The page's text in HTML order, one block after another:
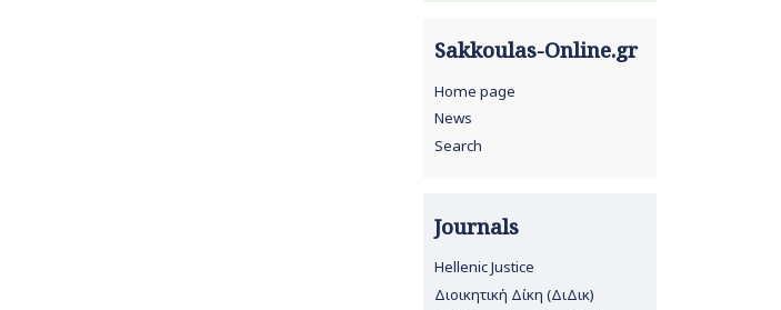
Sakkoulas-Online.gr
Home page
News
Search
Journals
Hellenic Justice
Διοικητική Δίκη (ΔιΔικ)